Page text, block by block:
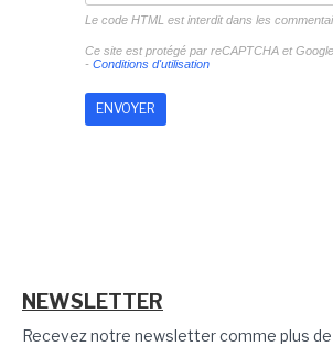
Le code HTML est interdit dans les
Ce site est protégé par reCAPTCHA et
- Conditions d'utilisation
NEWSLETTER
Recevez notre newsletter comme plus